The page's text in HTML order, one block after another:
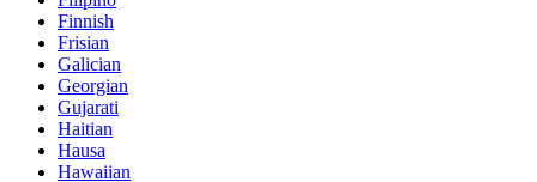
Finnish
Frisian
Galician
Georgian
Gujarati
Haitian
Hausa
Hawaiian